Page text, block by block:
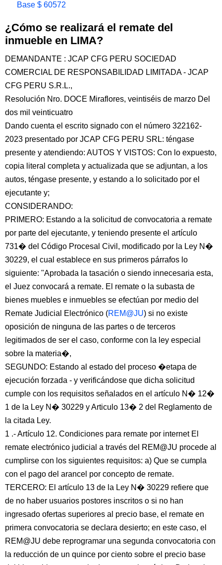
Base $ 60572
¿Cómo se realizará el remate del
inmueble en LIMA?
DEMANDANTE : JCAP CFG PERU SOCIEDAD
COMERCIAL DE RESPONSABILIDAD LIMITADA - JCAP
CFG PERU S.R.L.,
Resolución Nro. DOCE Miraflores, veintiséis de marzo Del
dos mil veinticuatro
Dando cuenta el escrito signado con el número 322162-
2023 presentado por JCAP CFG PERU SRL: téngase
presente y atendiendo: AUTOS Y VISTOS: Con lo expuesto,
copia literal completa y actualizada que se adjuntan, a los
autos, téngase presente, y estando a lo solicitado por el
ejecutante y;
CONSIDERANDO:
PRIMERO: Estando a la solicitud de convocatoria a remate
por parte del ejecutante, y teniendo presente el artículo
731� del Código Procesal Civil, modificado por la Ley N�
30229, el cual establece en sus primeros párrafos lo
siguiente: "Aprobada la tasación o siendo innecesaria esta,
el Juez convocará a remate. El remate o la subasta de
bienes muebles e inmuebles se efectúan por medio del
Remate Judicial Electrónico (REM@JU) si no existe
oposición de ninguna de las partes o de terceros
legitimados de ser el caso, conforme con la ley especial
sobre la materia�,
SEGUNDO: Estando al estado del proceso �etapa de
ejecución forzada - y verificándose que dicha solicitud
cumple con los requisitos señalados en el artículo N� 12�
1 de la Ley N� 30229 y Articulo 13� 2 del Reglamento de
la citada Ley.
1 .- Artículo 12. Condiciones para remate por internet El
remate electrónico judicial a través del REM@JU procede al
cumplirse con los siguientes requisitos: a) Que se cumpla
con el pago del arancel por concepto de remate.
TERCERO: El artículo 13 de la Ley N� 30229 refiere que
de no haber usuarios postores inscritos o si no han
ingresado ofertas superiores al precio base, el remate en
primera convocatoria se declara desierto; en este caso, el
REM@JU debe reprogramar una segunda convocatoria con
la reducción de un quince por ciento sobre el precio base